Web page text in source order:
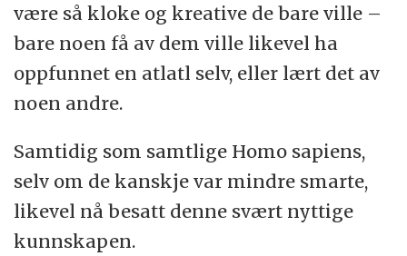
være så kloke og kreative de bare ville –
bare noen få av dem ville likevel ha
oppfunnet en atlatl selv, eller lært det av
noen andre.
Samtidig som samtlige Homo sapiens,
selv om de kanskje var mindre smarte,
likevel nå besatt denne svært nyttige
kunnskapen.